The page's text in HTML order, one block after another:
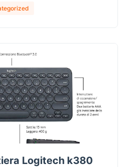
Logitech k380